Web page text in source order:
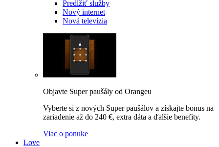
Predĺžiť služby
Nový internet
Nová televízia
Objavte Super paušály od Orangeu
Vyberte si z nových Super paušálov a získajte bonus na
zariadenie až do 240 €, extra dáta a ďalšie benefity.
Viac o ponuke
Love